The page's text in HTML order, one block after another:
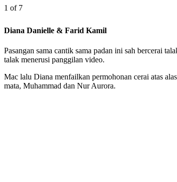
1 of 7
Diana Danielle & Farid Kamil
Pasangan sama cantik sama padan ini sah bercerai
talak menerusi panggilan video.
Mac lalu Diana menfailkan permohonan cerai atas
mata, Muhammad dan Nur Aurora.